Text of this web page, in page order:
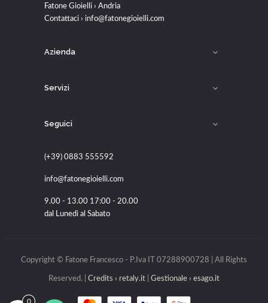
Fatone Gioielli › Andria
Contattaci › info@fatonegioielli.com
Azienda 
Servizi 
Seguici 
(+39) 0883 555592
info@fatonegioielli.com
9.00 - 13.00 17:00 - 20.00
dal Lunedì al Sabato
Copyright © Fatone Francesco - P.Iva IT 07288900728 | All Rights
Reserved. | Credits › retaly.it Gestionale › esago.it
0